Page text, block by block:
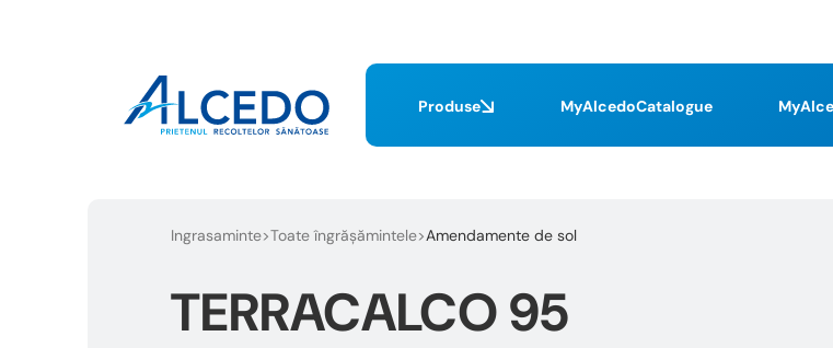
Produse MyAlcedoCatalogue
Ingrasaminte Toate îngrășămintele Amendamente de sol
TERRACALCO 95